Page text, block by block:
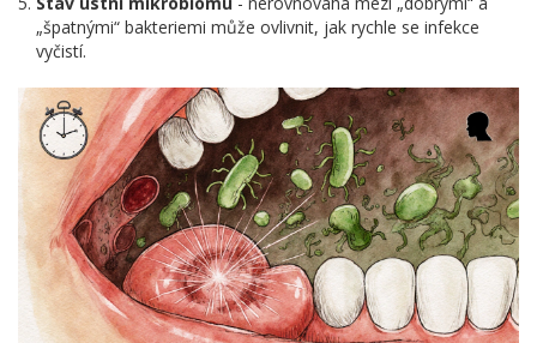
„špatnými“ bakteriemi může ovlivnit, jak rychle se infekce
vyčistí.